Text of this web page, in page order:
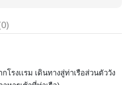
โรงเเรม เดินทางสู่ท่าเรือส่วนตัววัง